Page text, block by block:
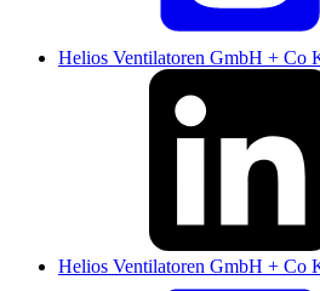
Helios Ventilatoren GmbH + Co
Helios Ventilatoren GmbH + Co